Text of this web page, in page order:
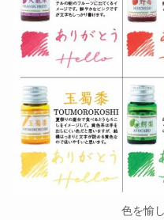
色を愉